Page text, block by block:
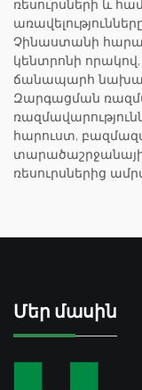
ռեսուրսների և
Չինաստանի
կենտրոնի
ճանապարհ
Զարգացման
հարուստ,
ռեսուրսներից
Մեր մասին